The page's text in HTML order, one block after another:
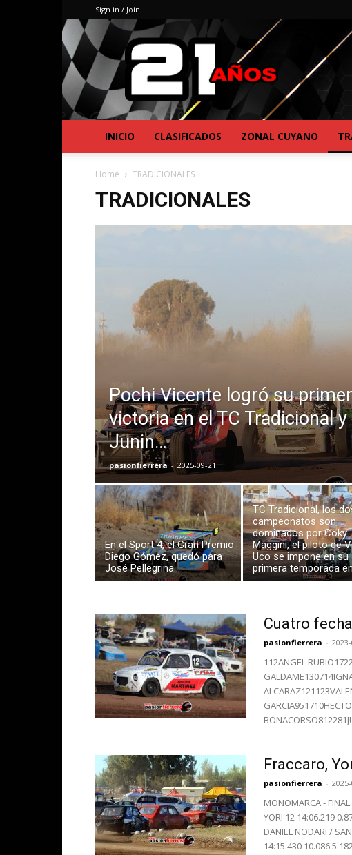
Sign in / Join
INICIO CLASIFICADOS ZONAL CUYANO
Home TRADICIONALES
TRADICIONALES
Pochi Vicente logró su
victoria en el TC Tradicional y
Junin…
pasionfierrera - 2025-09-21
En el Sport 4, el Gran Premio
Diego Gómez, quedó para
José Pellegrina…
TC Tradicional, los
campeonatos son
dominados por Coky
Maggini, el piloto de
Uco se impone en su
primera temporada
Cuatro
pasionfierrera -
112ANGEL
Fraccaro,
pasionfierrera -
MONOMARCA -
YORI 12 14:06.219
DANIEL NODARI /
14:15.430 10.086